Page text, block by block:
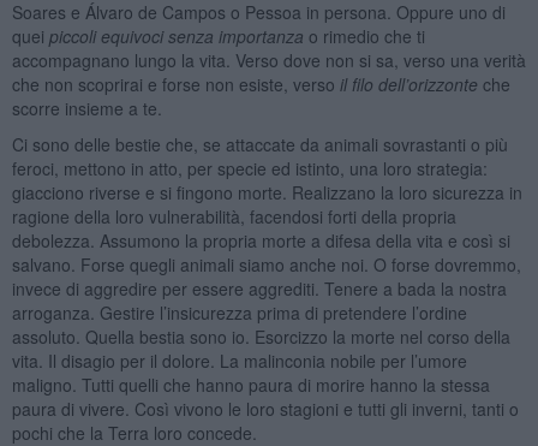
Soares e Álvaro de Campos o Pessoa in persona. Oppure uno di
quei piccoliequivoci senza importanza o rimedio che ti
accompagnano lungo la vita. Verso dove non si sa, verso una verità
che non scoprirai e forse non esiste, verso il filo dell’orizzonte che
scorre insieme a te.
Ci sono delle bestie che, se attaccate da animali sovrastanti o più
feroci, mettono in atto, per specie ed istinto, una loro strategia:
giacciono riverse e si fingono morte. Realizzano la loro sicurezza in
ragione della loro vulnerabilità, facendosi forti della propria
debolezza. Assumono la propria morte a difesa della vita e così si
salvano. Forse quegli animali siamo anche noi. O forse dovremmo,
invece di aggredire per essere aggrediti. Tenere a bada la nostra
arroganza. Gestire l’insicurezza prima di pretendere l’ordine
assoluto. Quella bestia sono io. Esorcizzo la morte nel corso della
vita. Il disagio per il dolore. La malinconia nobile per l’umore
maligno. Tutti quelli che hanno paura di morire hanno la stessa
paura di vivere. Così vivono le loro stagioni e tutti gli inverni, tanti o
pochi che la Terra loro concede.